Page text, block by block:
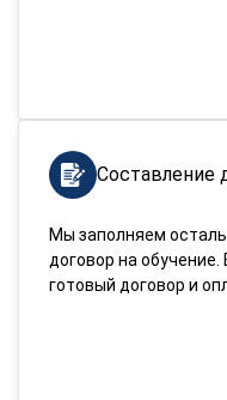
Составление
Мы заполняем
договор на
готовый договор и